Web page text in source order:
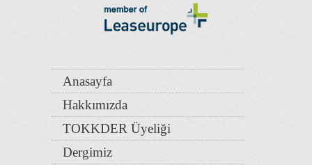
Anasayfa
Hakkımızda
TOKKDER Üyeliği
Dergimiz